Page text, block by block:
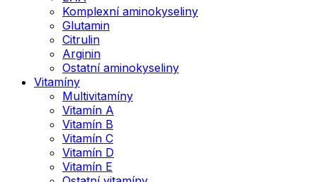
Komplexní aminokyseliny
Glutamin
Citrulin
Arginin
Ostatní aminokyseliny
Vitamíny
Multivitamíny
Vitamín A
Vitamín B
Vitamín C
Vitamín D
Vitamín E